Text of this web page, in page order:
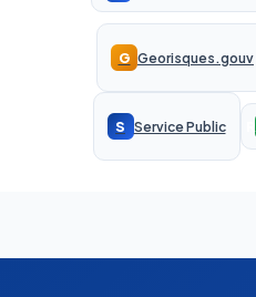
G Georisques.gouv
S Service Public